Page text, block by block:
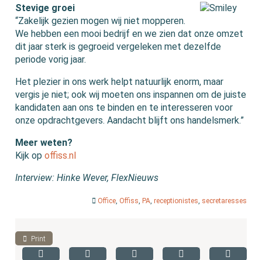
Stevige groei
“Zakelijk gezien mogen wij niet mopperen.
We hebben een mooi bedrijf en we zien dat onze omzet
dit jaar sterk is gegroeid vergeleken met dezelfde
periode vorig jaar.
Het plezier in ons werk helpt natuurlijk enorm, maar
vergis je niet; ook wij moeten ons inspannen om de juiste
kandidaten aan ons te binden en te interesseren voor
onze opdrachtgevers. Aandacht blijft ons handelsmerk.”
Meer weten?
Kijk opoffiss.nl
Interview: Hinke Wever, FlexNieuws
Office, Offiss PA, receptionistes secretaresses
Print